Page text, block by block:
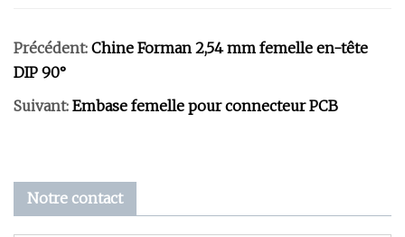
Précédent: Chine Forman 2,54 mm femelle en-tête
DIP 90°
Suivant: Embase femelle pour connecteur PCB
Notre contact